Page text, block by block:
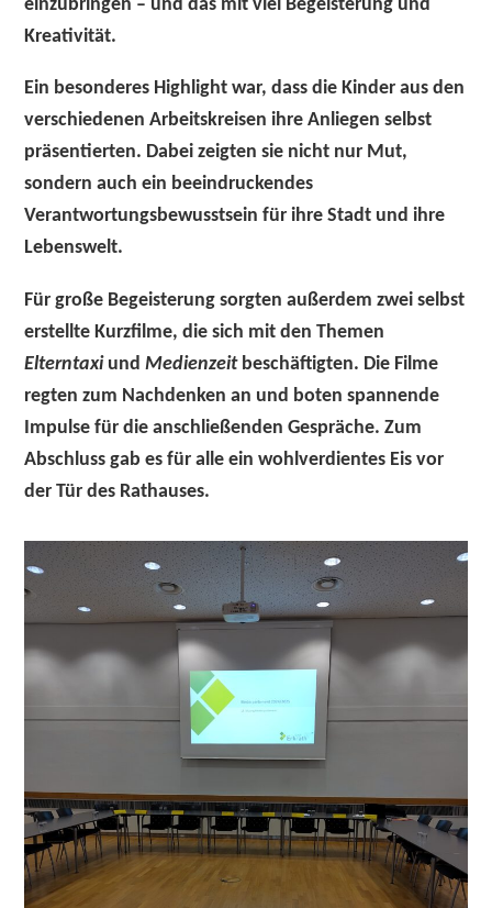
einzubringen – und das mit viel Begeisterung und
Kreativität.
Ein besonderes Highlight war, dass die Kinder aus den
verschiedenen Arbeitskreisen ihre Anliegen selbst
präsentierten. Dabei zeigten sie nicht nur Mut,
sondern auch ein beeindruckendes
Verantwortungsbewusstsein für ihre Stadt und ihre
Lebenswelt.
Für große Begeisterung sorgten außerdem zwei selbst
erstellte Kurzfilme, die sich mit den Themen
ElterntaxiundMedienzeitbeschäftigten. Die Filme
regten zum Nachdenken an und boten spannende
Impulse für die anschließenden Gespräche. Zum
Abschluss gab es für alle ein wohlverdientes Eis vor
der Tür des Rathauses.